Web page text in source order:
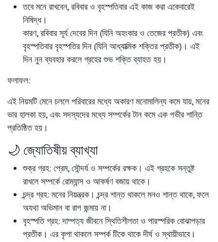
তবে মনে রাখবেন,রবিবার ও বৃহস্পতিবার এই কাজ করা একেবারেই
নিষিদ্ধ।
কারণ, রবিবার সূর্য দেবের দিন (যিনি অহংকার ও তেজের প্রতীক) এবং
বৃহস্পতিবার বৃহস্পতির দিন (যিনি আধ্যাত্মিক শক্তির প্রতীক)। এই
দিন নুন ব্যবহার করলে গ্রহের শুভ শক্তি ব্যাহত হয়।
ফলাফল:
এই নিয়মটি মেনে চললে পরিবারের মধ্যে অকারণ মনোমালিন্য কমে যায়, মনের
ভার হালকা হয়, এবং সদস্যদের মধ্যে সম্পর্কের টান কমে এক গভীর শান্তি
প্রতিষ্ঠিত হয়।
🌙 জ্যোতিষীয় ব্যাখ্যা
শুক্র গ্রহ: প্রেম, সৌন্দর্য ও সম্পর্কের রক্ষক। এই গ্রহকে সন্তুষ্ট
রাখলে সম্পর্কে রোম্যান্স ও আকর্ষণ বজায় থাকে।
চন্দ্র গ্রহ: মনের নিয়ন্ত্রক। চন্দ্র শান্ত থাকলে মনও শান্ত থাকে, ফলে
অযথা অভিমান বা রাগ জন্মায় না।
বৃহস্পতি গ্রহ: দাম্পত্য জীবনে স্থিতিশীলতা ও পারস্পরিক বোঝাপড়ার
প্রতীক। এর কৃপা থাকলে সম্পর্ক টিকে থাকে দীর্ঘ ও স্থায়ীভাবে।